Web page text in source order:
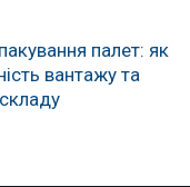
палет: як
вантажу та